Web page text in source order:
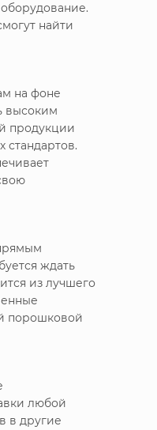
найти
на фоне
высоким
продукции
стандартов.
ждать
из лучшего
порошковой
любой
в другие